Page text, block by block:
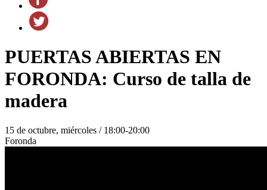
PUERTAS ABIERTAS EN
FORONDA: Curso de talla de
madera
15 de octubre, miércoles / 18:00-20:00
Foronda